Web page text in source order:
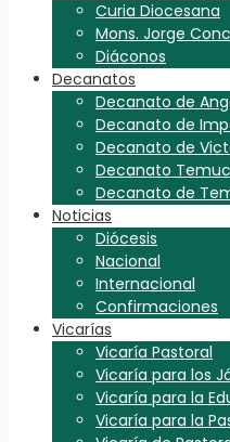
Curia Diocesana
Mons. Jorge
Diáconos
Decanatos
Decanato de
Decanato de
Decanato de
Decanato
Decanato de
Noticias
Diócesis
Nacional
Internacional
Confirmaciones
Vicarías
Vicaría Pastoral
Vicaría para los
Vicaría para la
Vicaría para la